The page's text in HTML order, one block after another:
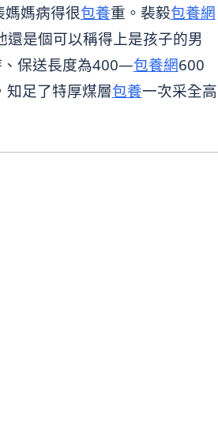
媽病得很包養重。裴毅包養網
是個可以稱得上是孩子的男
保送長度為400—包養網600
足了特厚煤層包養一次采全高